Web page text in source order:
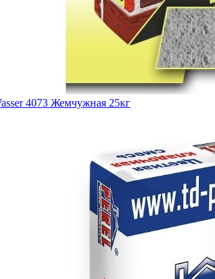
4073 Жемчужная 25кг